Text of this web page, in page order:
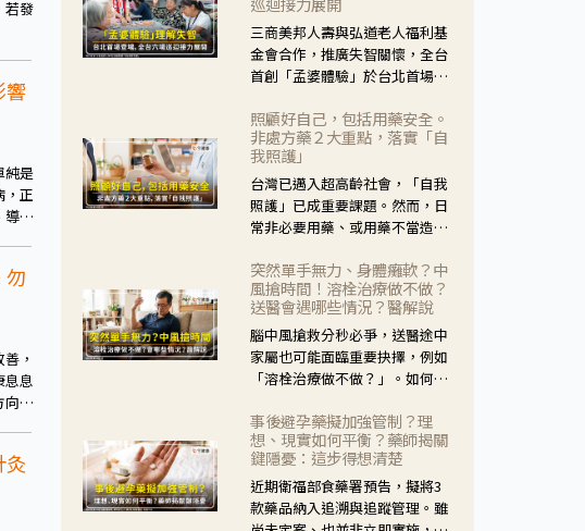
若發
響
純是
，正
導致
勿
，
息息
向，
灸
三商美邦人壽與弘道老人福利基
金會合作，推廣失智關懷，全台
首創「孟婆體驗」於台北首場實
模式，用結合情境互動等豐富活
動，將抽象的失智轉化為可感
受、可討論的生活情境，並引導
民眾在家人開始出現改變時，以
理解取代責備、以耐心回應不
安。
照顧好自己，包括用藥安全。
非處方藥２大重點，落實「自
我照護」
台灣已邁入超高齡社會，「自我
照護」已成重要課題。然而，日
常非必要用藥、或用藥不當造成
在重要。社團法人台灣自我照護
產業協會 提出「非處方藥正確使
用」與「藥師給力」，鼓勵民眾
建立安全且正確的自我照護習
慣。
突然單手無力、身體癱軟？中
風搶時間！溶栓治療做不做？
送醫會遇哪些情況？醫解說
腦中風搶救分秒必爭，送醫途中
家屬也可能面臨重要抉擇，例如
「溶栓治療做不做？」。如何搶
會理事長陳龍醫師解說！
事後避孕藥擬加強管制？理
想、現實如何平衡？藥師揭關
鍵隱憂：這步得想清楚
近期衛福部食藥署預告，擬將3
款藥品納入追溯與追蹤管理。雖